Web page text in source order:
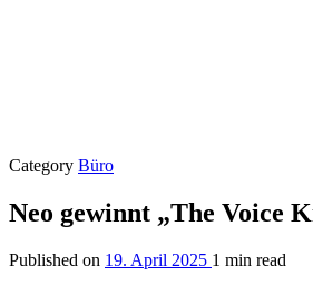
Category Büro
Neo gewinnt „The Voice
Published on 19. April 2025 1 min read